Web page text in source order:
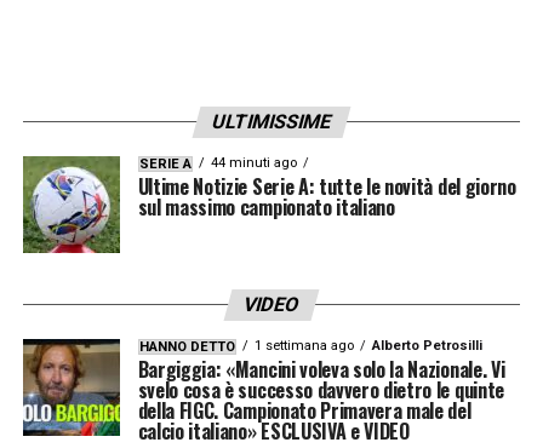
ULTIMISSIME
SERIE A 44 minuti ago
Ultime Notizie Serie A: tutte le novità del giorno
sul massimo campionato italiano
VIDEO
HANNO DETTO 1 settimana ago Alberto Petrosilli
Bargiggia: «Mancini voleva solo la Nazionale. Vi
svelo cosa è successo davvero dietro le quinte
della FIGC. Campionato Primavera male del
calcio italiano» ESCLUSIVA e VIDEO